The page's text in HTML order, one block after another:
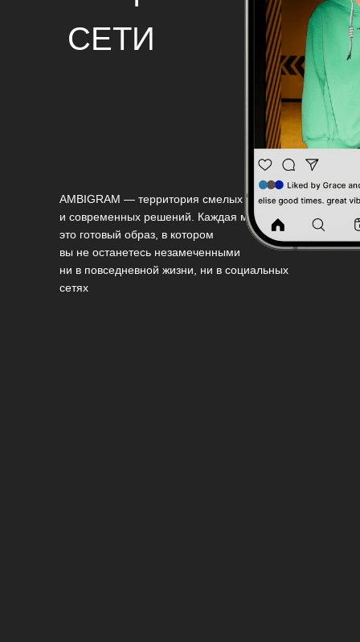
AMBIGRAM — территория смелых
и современных решений. Каждая модель —
это готовый образ, в котором
вы не останетесь незамеченными
ни в повседневной жизни, ни в социальных
сетях
СЕТИ